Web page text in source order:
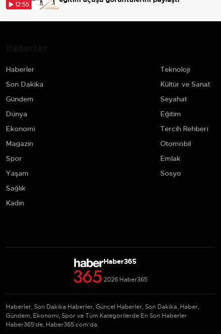
12:55
Haberler
Son Dakika
Gündem
Dünya
Ekonomi
Magazin
Spor
Yaşam
Sağlık
Kadın
Teknoloji
Kültür ve Sanat
Seyahat
Eğitim
Tercih Rehberi
Otomobil
Emlak
Sosyo
Haber365
2026 Haber365
Haberler, Son Dakika Haberler, Güncel Haberler, Son Dakika, Haber,
Gündem, Ekonomi, Spor ve Tüm Kategorilerde En Son Haberler
Haber365'de, Haber365.com'da.